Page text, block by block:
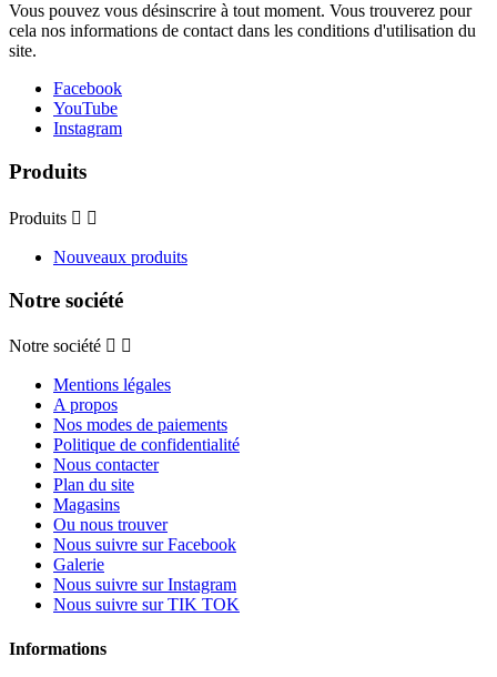
Vous pouvez vous désinscrire à tout moment. Vous trouverez pour
cela nos informations de contact dans les conditions d'utilisation du
site.
Facebook
YouTube
Instagram
Produits
Produits  
Nouveaux produits
Notre société
Notre société  
Mentions légales
A propos
Nos modes de paiements
Politique de confidentialité
Nous contacter
Plan du site
Magasins
Ou nous trouver
Nous suivre sur Facebook
Galerie
Nous suivre sur Instagram
Nous suivre sur TIK TOK
Informations